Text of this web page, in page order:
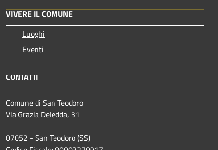
VIVERE IL COMUNE
Luoghi
Eventi
CONTATTI
Comune di San Teodoro
Via Grazia Deledda, 31
07052 - San Teodoro (SS)